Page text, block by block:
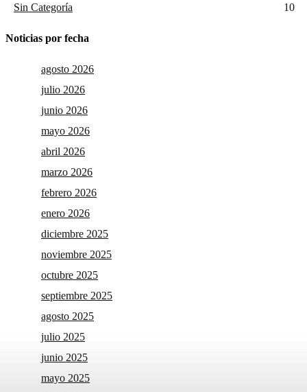
Sin Categoría
10
Noticias por fecha
agosto 2026
julio 2026
junio 2026
mayo 2026
abril 2026
marzo 2026
febrero 2026
enero 2026
diciembre 2025
noviembre 2025
octubre 2025
septiembre 2025
agosto 2025
julio 2025
junio 2025
mayo 2025